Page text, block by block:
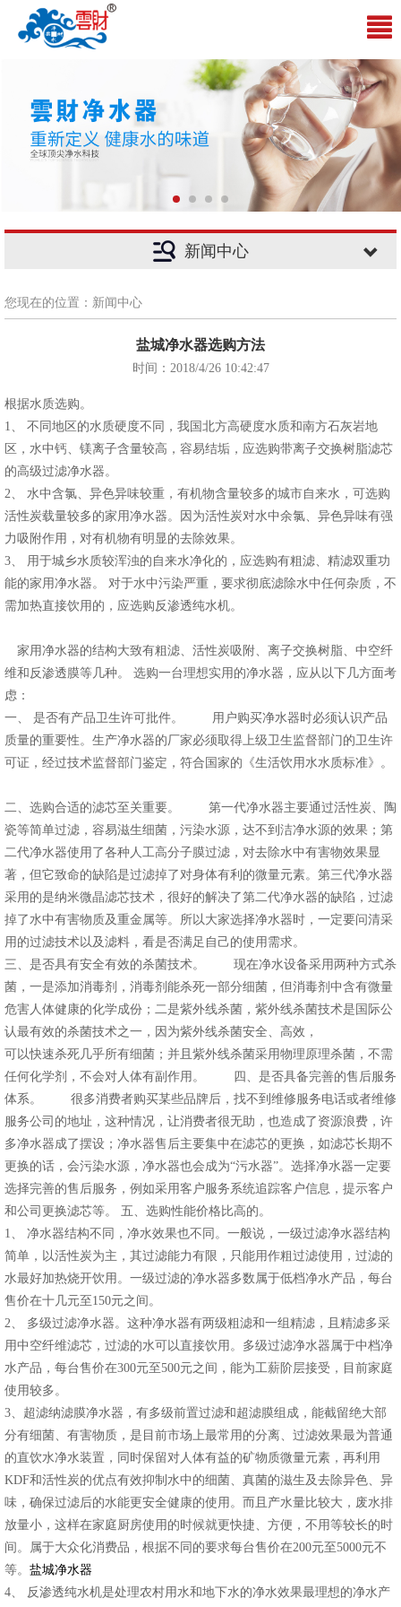
新闻中心
您现在的位置：新闻中心
盐城净水器选购方法
时间：2018/4/26 10:42:47
根据水质选购。
1、 不同地区的水质硬度不同，我国北方高硬度水质和南方石灰岩地
区，水中钙、镁离子含量较高，容易结垢，应选购带离子交换树脂滤芯
的高级过滤净水器。
2、 水中含氯、异色异味较重，有机物含量较多的城市自来水，可选购
活性炭载量较多的家用净水器。因为活性炭对水中余氯、异色异味有强
力吸附作用，对有机物有明显的去除效果。
3、 用于城乡水质较浑浊的自来水净化的，应选购有粗滤、精滤双重功
能的家用净水器。 对于水中污染严重，要求彻底滤除水中任何杂质，不
需加热直接饮用的，应选购反渗透纯水机。
家用净水器的结构大致有粗滤、活性炭吸附、离子交换树脂、中空纤
维和反渗透膜等几种。 选购一台理想实用的净水器，应从以下几方面考
虑：
一、 是否有产品卫生许可批件。 用户购买净水器时必须认识产品
质量的重要性。生产净水器的厂家必须取得上级卫生监督部门的卫生许
可证，经过技术监督部门鉴定，符合国家的《生活饮用水水质标准》。
二、选购合适的滤芯至关重要。 第一代净水器主要通过活性炭、陶
瓷等简单过滤，容易滋生细菌，污染水源，达不到洁净水源的效果；第
二代净水器使用了各种人工高分子膜过滤，对去除水中有害物效果显
著，但它致命的缺陷是过滤掉了对身体有利的微量元素。第三代净水器
采用的是纳米微晶滤芯技术，很好的解决了第二代净水器的缺陷，过滤
掉了水中有害物质及重金属等。所以大家选择净水器时，一定要问清采
用的过滤技术以及滤料，看是否满足自己的使用需求。
三、是否具有安全有效的杀菌技术。 现在净水设备采用两种方式杀
菌，一是添加消毒剂，消毒剂能杀死一部分细菌，但消毒剂中含有微量
危害人体健康的化学成份；二是紫外线杀菌，紫外线杀菌技术是国际公
认最有效的杀菌技术之一，因为紫外线杀菌安全、高效，
可以快速杀死几乎所有细菌；并且紫外线杀菌采用物理原理杀菌，不需
任何化学剂，不会对人体有副作用。 四、是否具备完善的售后服务
体系。 很多消费者购买某些品牌后，找不到维修服务电话或者维修
服务公司的地址，这种情况，让消费者很无助，也造成了资源浪费，许
多净水器成了摆设；净水器售后主要集中在滤芯的更换，如滤芯长期不
更换的话，会污染水源，净水器也会成为“污水器”。选择净水器一定要
选择完善的售后服务，例如采用客户服务系统追踪客户信息，提示客户
和公司更换滤芯等。 五、选购性能价格比高的。
1、 净水器结构不同，净水效果也不同。一般说，一级过滤净水器结构
简单，以活性炭为主，其过滤能力有限，只能用作粗过滤使用，过滤的
水最好加热烧开饮用。一级过滤的净水器多数属于低档净水产品，每台
售价在十几元至150元之间。
2、 多级过滤净水器。这种净水器有两级粗滤和一组精滤，且精滤多采
用中空纤维滤芯，过滤的水可以直接饮用。多级过滤净水器属于中档净
水产品，每台售价在300元至500元之间，能为工薪阶层接受，目前家庭
使用较多。
3、超滤纳滤膜净水器，有多级前置过滤和超滤膜组成，能截留绝大部
分有细菌、有害物质，是目前市场上最常用的分离、过滤效果最为普通
的直饮水净水装置，同时保留对人体有益的矿物质微量元素，再利用
KDF和活性炭的优点有效抑制水中的细菌、真菌的滋生及去除异色、异
味，确保过滤后的水能更安全健康的使用。而且产水量比较大，废水排
放量小，这样在家庭厨房使用的时候就更快捷、方便，不用等较长的时
间。属于大众化消费品，根据不同的要求每台售价在200元至5000元不
等。 盐城净水器
4、 反渗透纯水机是处理农村用水和地下水的净水效果最理想的净水产